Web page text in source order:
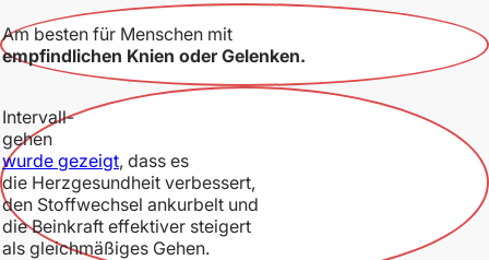
Am besten für Menschen mit
empfindlichen Knien oder Gelenken.
Intervall-
gehen
wurde gezeigt, dass es
die Herzgesundheit verbessert,
den Stoffwechsel ankurbelt und
die Beinkraft effektiver steigert
als gleichmäßiges Gehen.